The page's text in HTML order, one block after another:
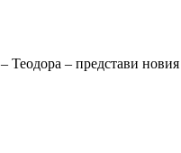
Теодора – представи